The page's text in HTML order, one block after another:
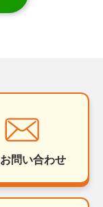
お問い合わせ